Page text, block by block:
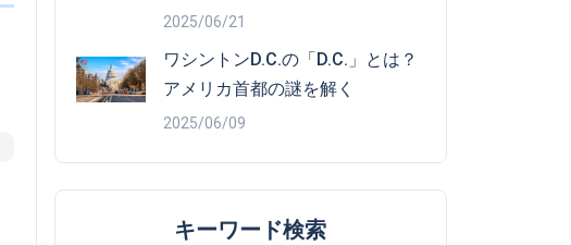
2025/06/21
ワシントンD.C.の「D.C.」とは？
アメリカ首都の謎を解く
2025/06/09
キーワード検索